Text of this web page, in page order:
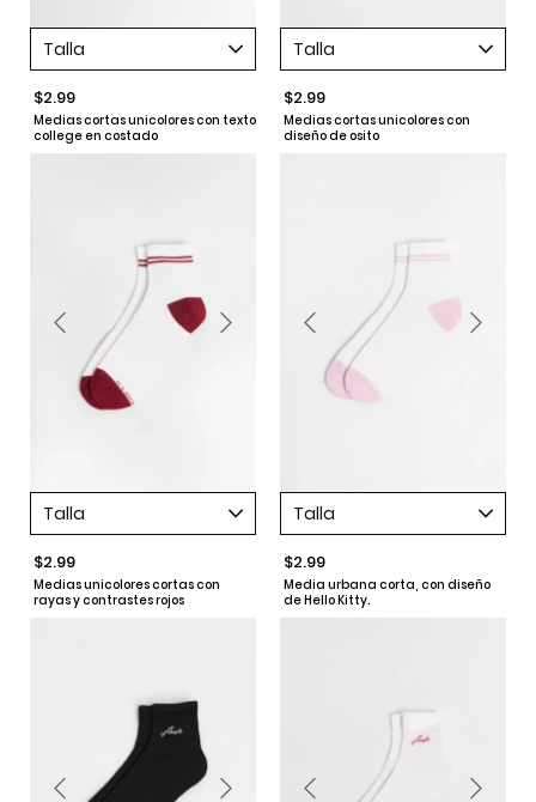
Talla
$2.99
Medias cortas unicolores con texto
college en costado
Talla
$2.99
Medias cortas unicolores con
diseño de osito
Talla
$2.99
Medias unicolores cortas con
rayas y contrastes rojos
Talla
$2.99
Media urbana corta, con diseño
de Hello Kitty.